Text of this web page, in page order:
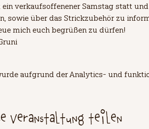
verkaufsoffenener Samstag statt
sowie über das Strickzubehör zu
mich euch begrüßen zu dürfen!
aufgrund der Analytics- und
Veranstaltung teilen